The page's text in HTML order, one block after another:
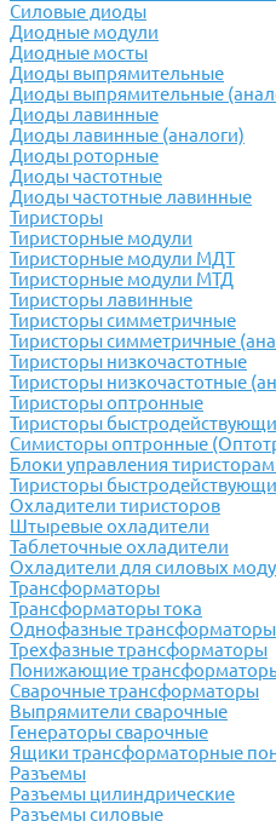
Силовые диоды
Диодные модули
Диодные мосты
Диоды выпрямительные
Диоды выпрямительные
Диоды лавинные
Диоды лавинные (аналоги)
Диоды роторные
Диоды частотные
Диоды частотные лавинные
Тиристоры
Тиристорные модули
Тиристорные модули МДТ
Тиристорные модули МТД
Тиристоры лавинные
Тиристоры симметричные
Тиристоры симметричные
Тиристоры низкочастотные
Тиристоры низкочастотные
Тиристоры оптронные
Тиристоры
Симисторы оптронные
Блоки управления
Тиристоры
Охладители тиристоров
Штыревые охладители
Таблеточные охладители
Охладители для силовых
Трансформаторы
Трансформаторы тока
Однофазные трансформаторы
Трехфазные трансформаторы
Понижающие
Сварочные трансформаторы
Выпрямители сварочные
Генераторы сварочные
Ящики трансформаторные
Разъемы
Разъемы цилиндрические
Разъемы силовые